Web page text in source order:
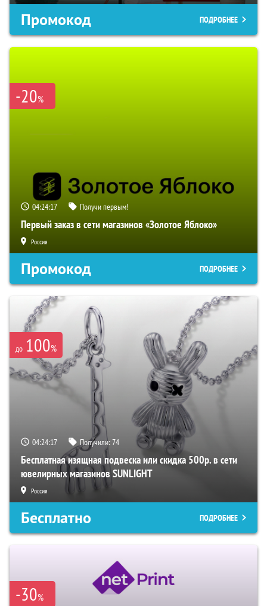
Промокод ПОДРОБНЕЕ
-20%
04:24:16 Получи первым!
Первый заказ в сети магазинов «Золотое Яблоко»
Россия
Промокод ПОДРОБНЕЕ
до 100%
04:24:16 Получили:74
Бесплатная изящная подвеска или скидка 500р. в сети
ювелирных магазинов SUNLIGHT
Россия
Бесплатно ПОДРОБНЕЕ
-30%